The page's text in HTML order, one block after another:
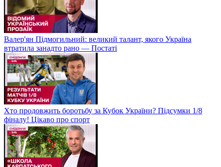
Валер'ян Підмогильний: великий талант, якого Україна
втратила занадто рано — Постаті
Хто продовжить боротьбу за Кубок України? Підсумки 1/8
фіналу! Цікаво про спорт